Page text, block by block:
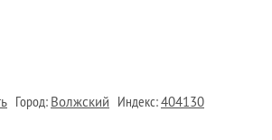
Город:Волжский Индекс:404130